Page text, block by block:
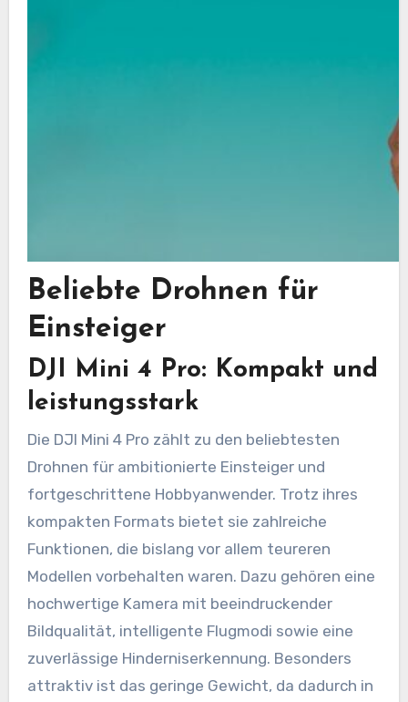
Beliebte Drohnen für
Einsteiger
DJI Mini 4 Pro: Kompakt und
leistungsstark
Die DJI Mini 4 Pro zählt zu den beliebtesten
Drohnen für ambitionierte Einsteiger und
fortgeschrittene Hobbyanwender. Trotz ihres
kompakten Formats bietet sie zahlreiche
Funktionen, die bislang vor allem teureren
Modellen vorbehalten waren. Dazu gehören eine
hochwertige Kamera mit beeindruckender
Bildqualität, intelligente Flugmodi sowie eine
zuverlässige Hinderniserkennung. Besonders
attraktiv ist das geringe Gewicht, da dadurch in